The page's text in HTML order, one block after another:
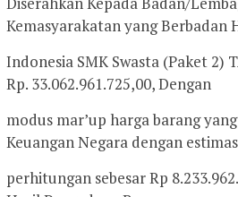
Kemasyarakatan yang Berbadan
Indonesia SMK Swasta (Paket 2)
Rp. 33.062.961.725,00, Dengan
modus mar’up harga barang
Keuangan Negara dengan
perhitungan sebesar Rp